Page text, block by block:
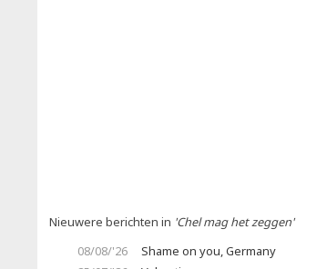
Nieuwere berichten in 'Chel mag het zeggen'
08/08/'26
Shame on you, Germany